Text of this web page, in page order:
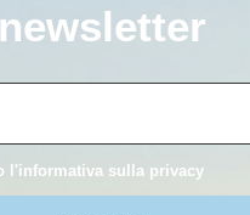
newsletter
l'informativa sulla privacy